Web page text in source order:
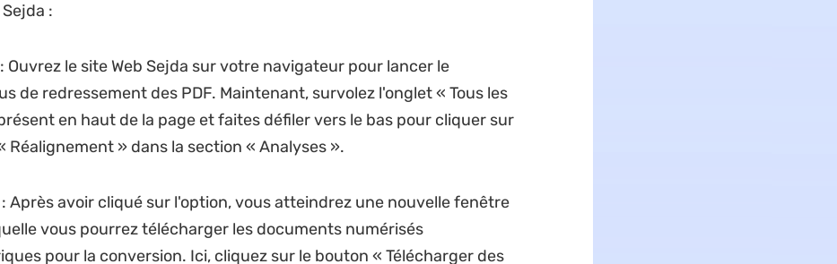
:
: Ouvrez le site Web Sejda sur votre navigateur pour lancer le
de redressement des PDF. Maintenant, survolez l'onglet « Tous les
en haut de la page et faites défiler vers le bas pour cliquer sur
Réalignement » dans la section « Analyses ».
Après avoir cliqué sur l'option, vous atteindrez une nouvelle fenêtre
vous pourrez télécharger les documents numérisés
pour la conversion. Ici, cliquez sur le bouton « Télécharger des